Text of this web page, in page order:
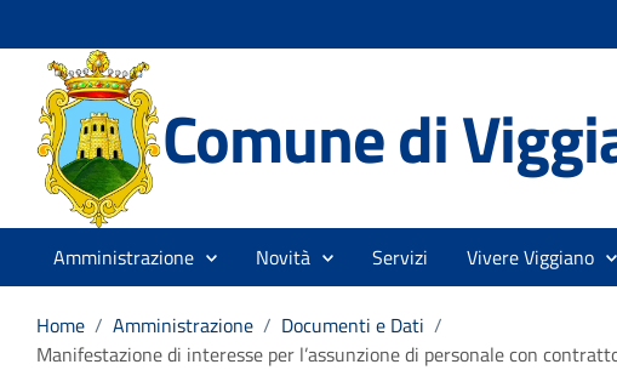
Comune di
Amministrazione Novità Servizi Vivere Viggiano
Home / Amministrazione / Documenti e Dati /
Manifestazione di interesse per l’assunzione di personale con